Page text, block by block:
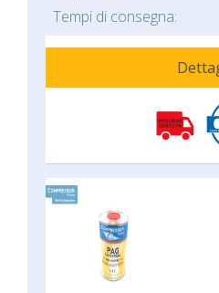
Tempi di consegna: